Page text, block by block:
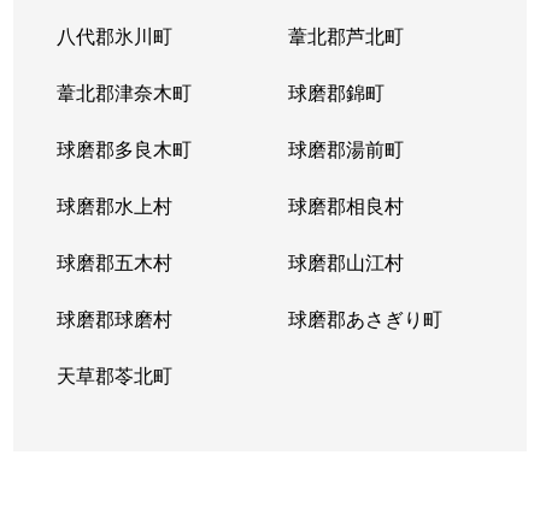
八代郡氷川町 葦北郡芦北町
葦北郡津奈木町 球磨郡錦町
球磨郡多良木町 球磨郡湯前町
球磨郡水上村 球磨郡相良村
球磨郡五木村 球磨郡山江村
球磨郡球磨村 球磨郡あさぎり町
天草郡苓北町